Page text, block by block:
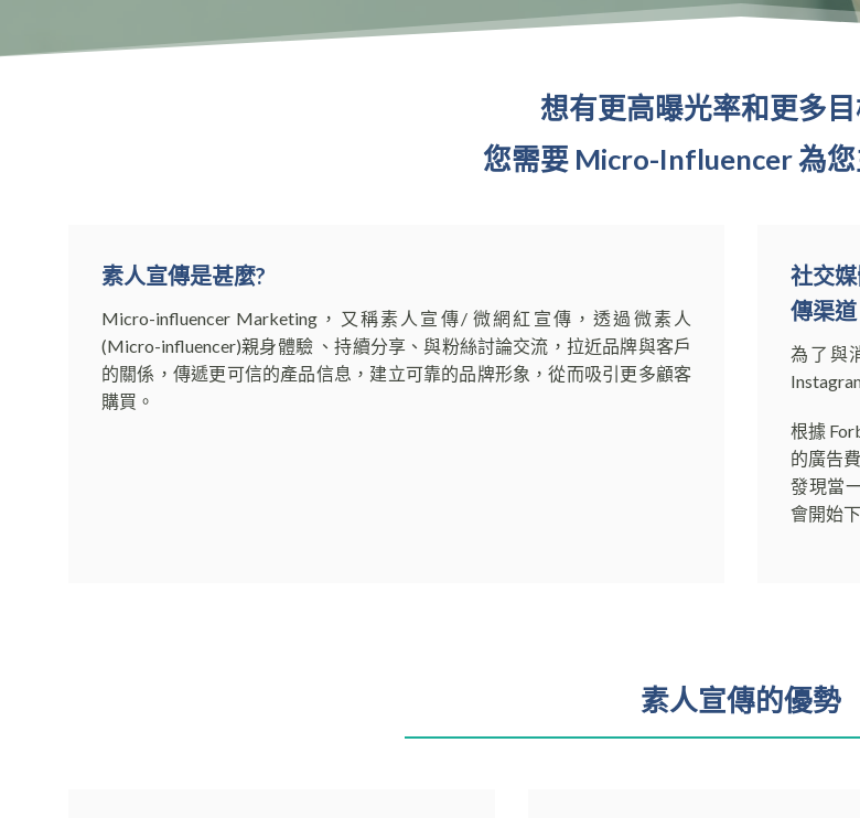
想有更高曝光率和更多
您需要 Micro-Influencer 為您
素人宣傳是甚麼?
Micro-influencer Marketing，又稱素人宣傳/ 微網紅宣傳，透過微素人
(Micro-influencer)親身體驗 、持續分享、與粉絲討論交流，拉近品牌與客戶
的關係，傳遞更可信的產品信息，建立可靠的品牌形象，從而吸引更多顧客
購買。
社交
傳渠道
為了與
根據
的廣告
發現當
會開始
素人宣傳的優勢